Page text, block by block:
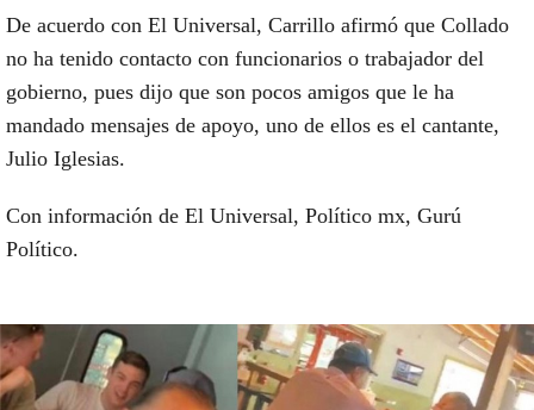
De acuerdo con El Universal, Carrillo afirmó que Collado
no ha tenido contacto con funcionarios o trabajador del
gobierno, pues dijo que son pocos amigos que le ha
mandado mensajes de apoyo, uno de ellos es el cantante,
Julio Iglesias.
Con información de El Universal, Político mx, Gurú
Político.